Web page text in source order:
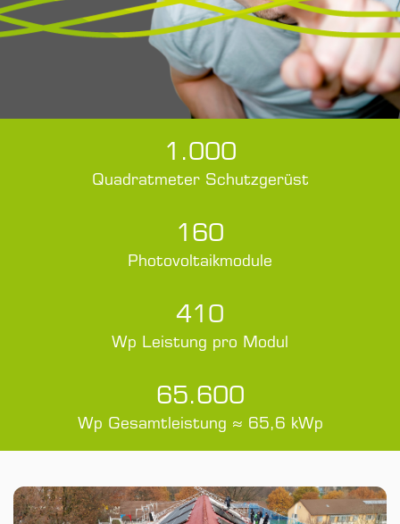
1.000
Quadratmeter Schutzgerüst
160
Photovoltaikmodule
410
Wp Leistung pro Modul
65.600
Wp Gesamtleistung ≈ 65,6 kWp